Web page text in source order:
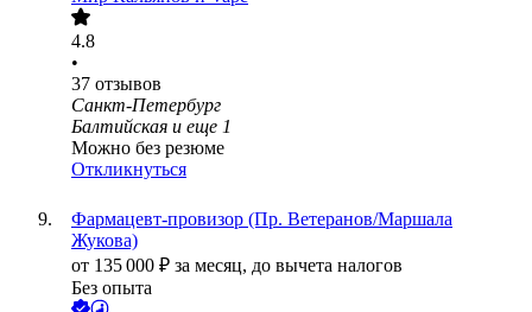
4.8
•
37 отзывов
Санкт-Петербург
Балтийская и еще 1
Можно без резюме
Откликнуться
Фармацевт-провизор (Пр. Ветеранов/Маршала
Жукова)
от 135 000 ₽ за месяц, до вычета налогов
Без опыта